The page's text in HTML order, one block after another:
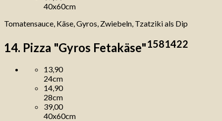
40x60cm
Tomatensauce, Käse, Gyros, Zwiebeln, Tzatziki als Dip
14. Pizza "Gyros Fetakäse"1581422
13,90
24cm
14,90
28cm
39,00
40x60cm